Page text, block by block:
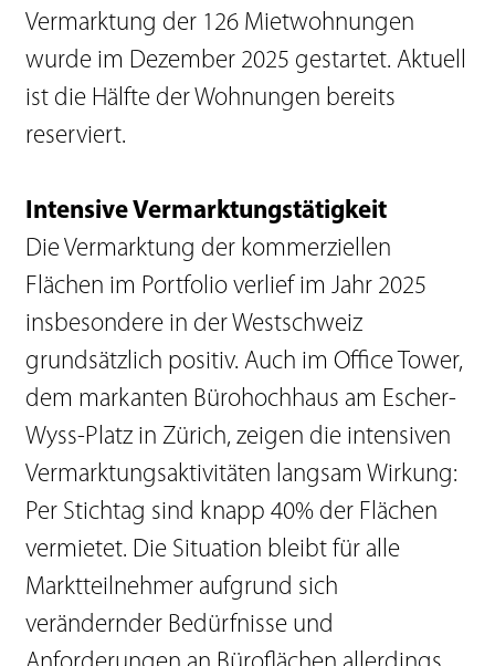
Vermarktung der 126 Mietwohnungen
wurde im Dezember 2025 gestartet. Aktuell
ist die Hälfte der Wohnungen bereits
reserviert.
Intensive Vermarktungstätigkeit
Die Vermarktung der kommerziellen
Flächen im Portfolio verlief im Jahr 2025
insbesondere in der Westschweiz
grundsätzlich positiv. Auch im Office Tower,
dem markanten Bürohochhaus am Escher-
Wyss-Platz in Zürich, zeigen die intensiven
Vermarktungsaktivitäten langsam Wirkung:
Per Stichtag sind knapp 40% der Flächen
vermietet. Die Situation bleibt für alle
Marktteilnehmer aufgrund sich
verändernder Bedürfnisse und